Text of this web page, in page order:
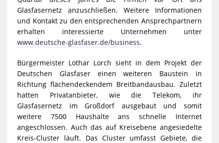
Glasfasernetz anzuschließen. Weitere Informationen
und Kontakt zu den entsprechenden Ansprechpartnern
erhalten interessierte Unternehmen unter
www.deutsche-glasfaser.de/business.
Bürgermeister Lothar Lorch sieht in dem Projekt der
Deutschen Glasfaser einen weiteren Baustein in
Richtung flächendeckendem Breitbandausbau. Zuletzt
hatten Privatanbieter, wie die Telekom, ihr
Glasfasernetz im Großdorf ausgebaut und somit
weitere 7500 Haushalte ans schnelle Internet
angeschlossen. Auch das auf Kreisebene angesiedelte
Kreis-Cluster läuft. Das Cluster umfasst Gebiete, die